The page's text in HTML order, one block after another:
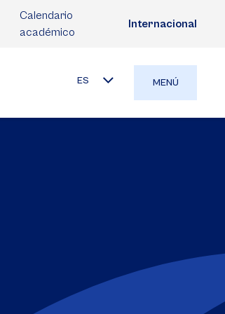
Calendario
académico
Internacional
ES MENÚ